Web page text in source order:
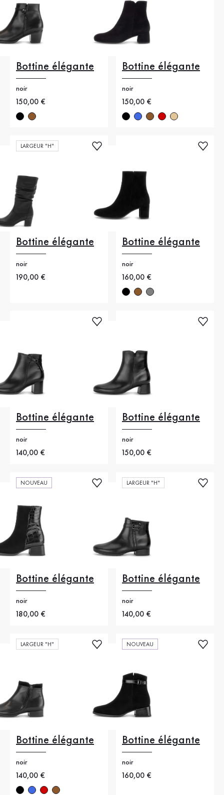
Bottine élégante
noir
Nouveau prix
150,00 €
Bottine élégante
noir
Nouveau prix
150,00 €
LARGEUR "H"
Bottine élégante
noir
Nouveau prix
190,00 €
Bottine élégante
noir
Nouveau prix
160,00 €
Bottine élégante
noir
Nouveau prix
140,00 €
Bottine élégante
noir
Nouveau prix
150,00 €
NOUVEAU
Bottine élégante
noir
Nouveau prix
180,00 €
LARGEUR "H"
Bottine élégante
noir
Nouveau prix
140,00 €
LARGEUR "H"
Bottine élégante
noir
Nouveau prix
140,00 €
NOUVEAU
Bottine élégante
noir
Nouveau prix
160,00 €